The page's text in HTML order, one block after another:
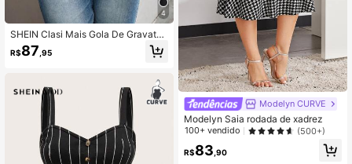
4
SHEIN Clasi Mais Gola De Gravata
Manga Pétala Blusa
R$87 ,95
Modelyn CURVE
Modelyn Saia rodada de xadrez
100+ vendido (500+)
R$83 ,90